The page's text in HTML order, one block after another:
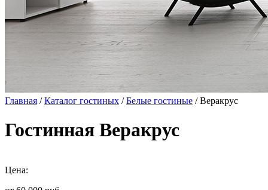
Главная /Каталог гостиных /Белые гостиные / Веракрус
Гостинная Веракрус
Цена: